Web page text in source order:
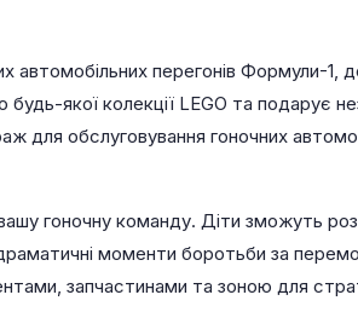
автомобільних перегонів Формули-
якої колекції LEGO та подарує
обслуговування гоночних
гоночну команду. Діти зможуть
моменти боротьби за
запчастинами та зоною для